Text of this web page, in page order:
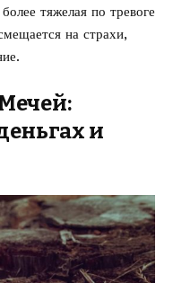
тяжелая по тревоге
на страхи,
и